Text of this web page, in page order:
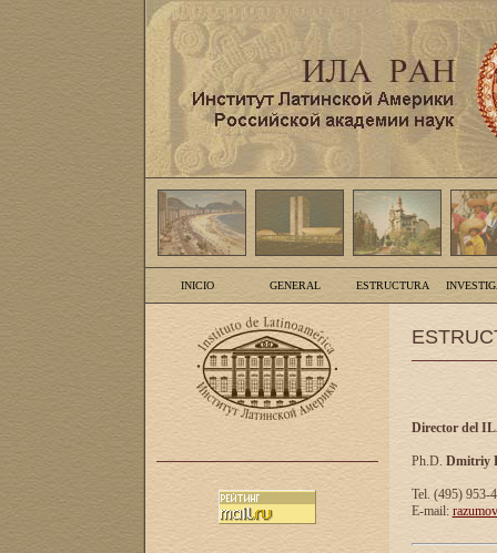
INICIO GENERAL ESTRUCTURA
Director del
Ph.D. Dmitriy
Tel. (495) 953-
E-mail: